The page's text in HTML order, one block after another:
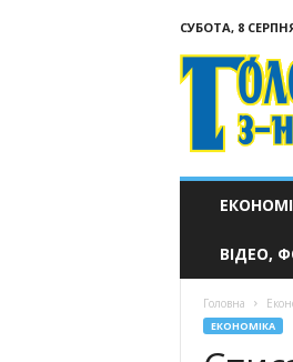
СУБОТА, 8
Голос
з-
ВІДЕО,
Головна
ЕКОНОМІКА